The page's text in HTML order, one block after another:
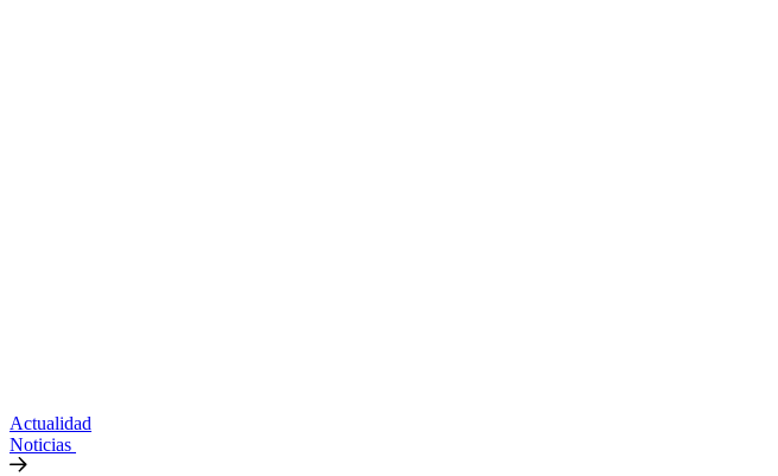
Actualidad
Noticias